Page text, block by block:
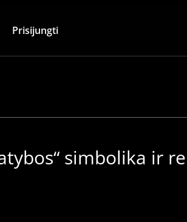
Prisijungti
simbolika ir